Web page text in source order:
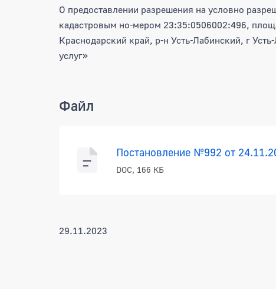
Постановление №992 от
О предоставлении разрешения на условно
кадастровым но-мером 23:35:0506002:496,
Краснодарский край, р-н Усть-Лабинский, г
услуг»
Файл
Постановление №992 от
DOC, 166 КБ
29.11.2023